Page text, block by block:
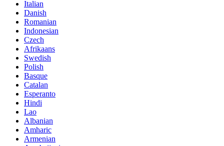
Italian
Danish
Romanian
Indonesian
Czech
Afrikaans
Swedish
Polish
Basque
Catalan
Esperanto
Hindi
Lao
Albanian
Amharic
Armenian